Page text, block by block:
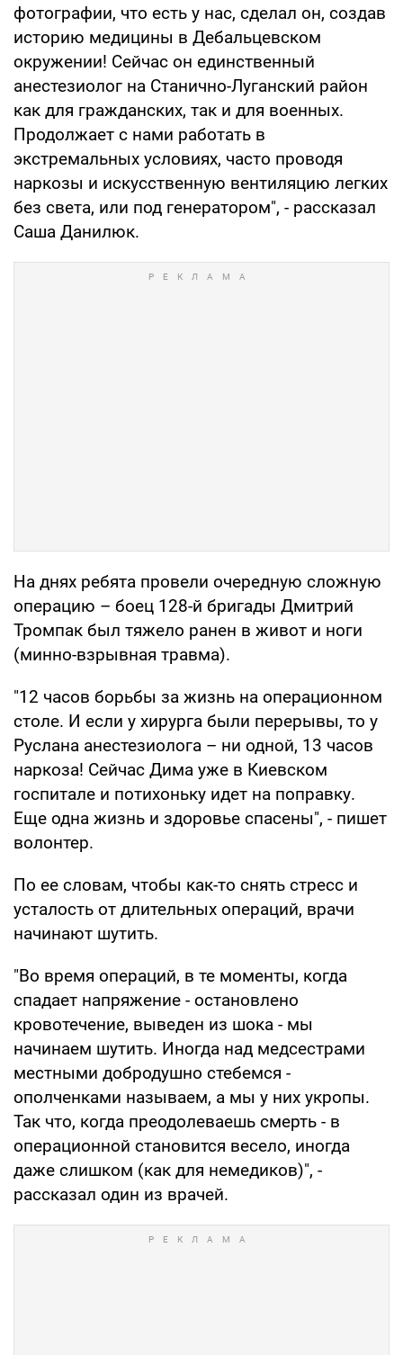
фотографии, что есть у нас, сделал он, создав
историю медицины в Дебальцевском
окружении! Сейчас он единственный
анестезиолог на Станично-Луганский район
как для гражданских, так и для военных.
Продолжает с нами работать в
экстремальных условиях, часто проводя
наркозы и искусственную вентиляцию легких
без света, или под генератором", - рассказал
Саша Данилюк.
На днях ребята провели очередную сложную
операцию – боец 128-й бригады Дмитрий
Тромпак был тяжело ранен в живот и ноги
(минно-взрывная травма).
"12 часов борьбы за жизнь на операционном
столе. И если у хирурга были перерывы, то у
Руслана анестезиолога – ни одной, 13 часов
наркоза! Сейчас Дима уже в Киевском
госпитале и потихоньку идет на поправку.
Еще одна жизнь и здоровье спасены", - пишет
волонтер.
По ее словам, чтобы как-то снять стресс и
усталость от длительных операций, врачи
начинают шутить.
"Во время операций, в те моменты, когда
спадает напряжение - остановлено
кровотечение, выведен из шока - мы
начинаем шутить. Иногда над медсестрами
местными добродушно стебемся -
ополченками называем, а мы у них укропы.
Так что, когда преодолеваешь смерть - в
операционной становится весело, иногда
даже слишком (как для немедиков)", -
рассказал один из врачей.